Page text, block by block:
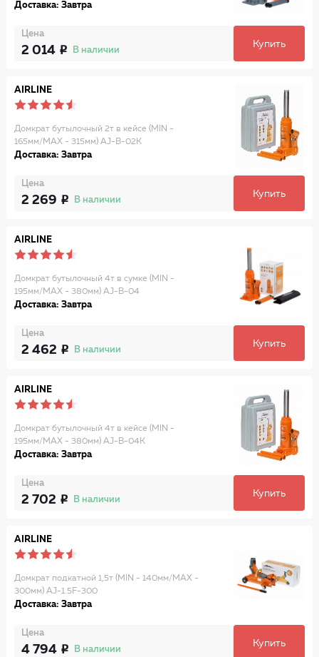
Доставка: Завтра
Цена
2 014 В наличии
Купить
AIRLINE
Домкрат бутылочный 2т в кейсе (MIN -
165мм/MAX - 315мм) AJ-B-02K
Доставка: Завтра
Цена
2 269 В наличии
Купить
AIRLINE
Домкрат бутылочный 4т в сумке (MIN -
195мм/MAX - 380мм) AJ-B-04
Доставка: Завтра
Цена
2 462 В наличии
Купить
AIRLINE
Домкрат бутылочный 4т в кейсе (MIN -
195мм/MAX - 380мм) AJ-B-04K
Доставка: Завтра
Цена
2 702 В наличии
Купить
AIRLINE
Домкрат подкатной 1,5т (MIN - 140мм/MAX -
300мм) AJ-1.5F-300
Доставка: Завтра
Цена
4 794 В наличии
Купить